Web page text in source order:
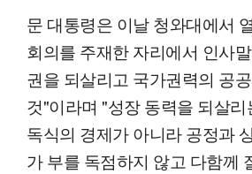
문 대통령은 이날 청와대에서
회의를 주재한 자리에서 인사
권을 되살리고 국가권력의 공
것"이라며 "성장 동력을 되살
독식의 경제가 아니라 공정과
가 부를 독점하지 않고 다함께